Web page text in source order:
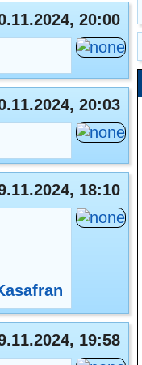
20:00
20:03
18:10
19:58